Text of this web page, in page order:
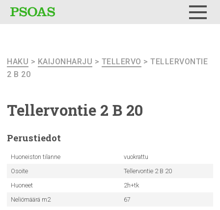
HAKU > KAIJONHARJU > TELLERVO > TELLERVONTIE
2 B 20
Tellervontie 2 B 20
Perustiedot
Huoneiston tilanne
vuokrattu
Osoite
Tellervontie 2 B 20
Huoneet
2h+tk
Neliömäärä m2
67